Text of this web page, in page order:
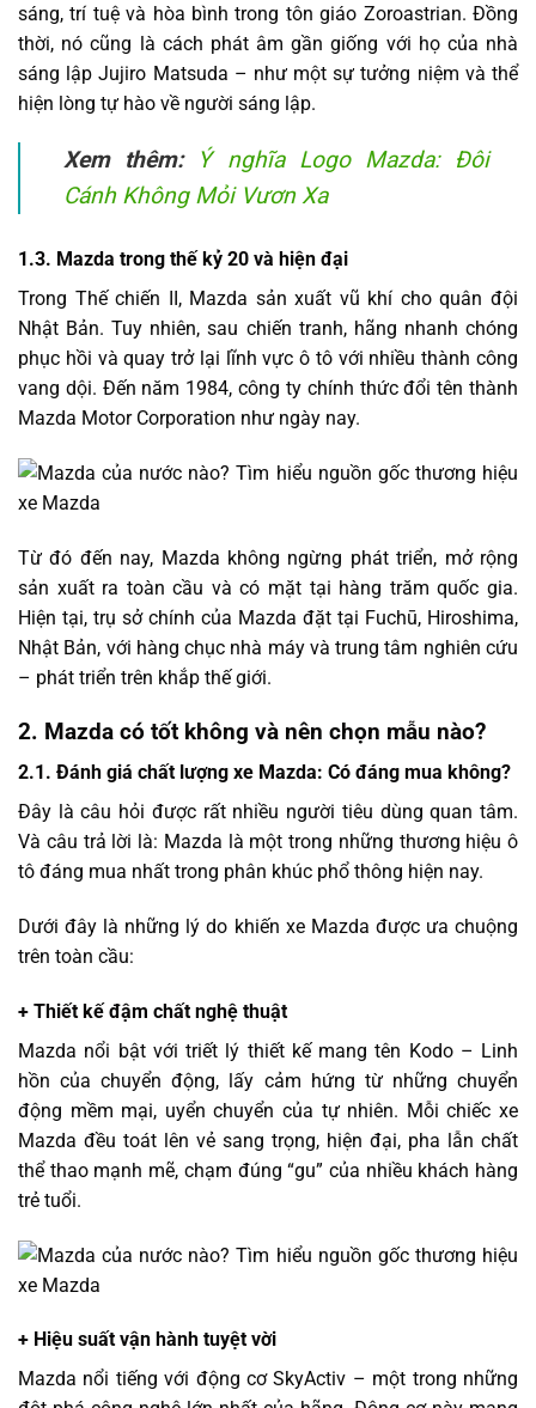
sáng, trí tuệ và hòa bình trong tôn giáo Zoroastrian. Đồng
thời, nó cũng là cách phát âm gần giống với họ của nhà
sáng lập Jujiro Matsuda – như một sự tưởng niệm và thể
hiện lòng tự hào về người sáng lập.
Xem thêm: Ý nghĩa Logo Mazda: Đôi
Cánh Không Mỏi Vươn Xa
1.3. Mazda trong thế kỷ 20 và hiện đại
Trong Thế chiến II, Mazda sản xuất vũ khí cho quân đội
Nhật Bản. Tuy nhiên, sau chiến tranh, hãng nhanh chóng
phục hồi và quay trở lại lĩnh vực ô tô với nhiều thành công
vang dội. Đến năm 1984, công ty chính thức đổi tên thành
Mazda Motor Corporation như ngày nay.
Từ đó đến nay, Mazda không ngừng phát triển, mở rộng
sản xuất ra toàn cầu và có mặt tại hàng trăm quốc gia.
Hiện tại, trụ sở chính của Mazda đặt tại Fuchū, Hiroshima,
Nhật Bản, với hàng chục nhà máy và trung tâm nghiên cứu
– phát triển trên khắp thế giới.
2. Mazda có tốt không và nên chọn mẫu nào?
2.1. Đánh giá chất lượng xe Mazda: Có đáng mua không?
Đây là câu hỏi được rất nhiều người tiêu dùng quan tâm.
Và câu trả lời là: Mazda là một trong những thương hiệu ô
tô đáng mua nhất trong phân khúc phổ thông hiện nay.
Dưới đây là những lý do khiến xe Mazda được ưa chuộng
trên toàn cầu:
+ Thiết kế đậm chất nghệ thuật
Mazda nổi bật với triết lý thiết kế mang tên Kodo – Linh
hồn của chuyển động, lấy cảm hứng từ những chuyển
động mềm mại, uyển chuyển của tự nhiên. Mỗi chiếc xe
Mazda đều toát lên vẻ sang trọng, hiện đại, pha lẫn chất
thể thao mạnh mẽ, chạm đúng “gu” của nhiều khách hàng
trẻ tuổi.
+ Hiệu suất vận hành tuyệt vời
Mazda nổi tiếng với động cơ SkyActiv – một trong những